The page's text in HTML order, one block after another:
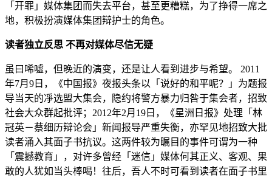
「开罪」媒体集团而失去平台，甚至更糟糕，为了挣得一席之
地，积极扮演媒体集团辩护士的角色。
读者独立反思 不再对媒体尽信无疑
虽曰唏嘘，但晚近的演变，还是让人看到进步与希望。 2011
年7月9日，《中国报》夜报头条以「说好的和平呢？」为题报
导当天的凈选盟大集会，隐约将警方暴力归咎于集会者，招致
社会大众群起批评；2012年2月19日，《星洲日报》处理「林
冠英－蔡细历辩论会」新闻报导严重失衡，亦罕见地招致大批
读者涌入其面子书抗议。这两件较为瞩目的事件可谓为一种
「震撼教育」，对许多曾经「迷信」媒体何其正义、客观、果
敢的人犹如当头棒喝！往后，吾人不时可看到读者在面子书里